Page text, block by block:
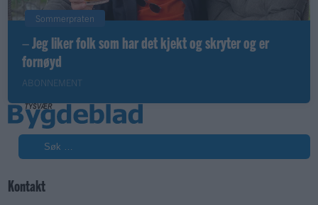
Sommerpraten
– Jeg liker folk som har det kjekt og skryter og er
fornøyd
ABONNEMENT
Kontakt